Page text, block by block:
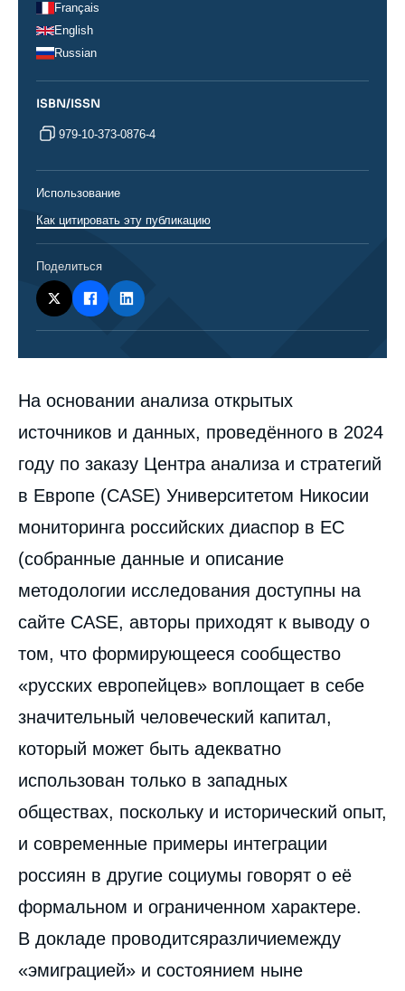
Corps
analyses
На основании анализа открытых
источников и данных, проведённого в 2024
году по заказу Центра анализа и стратегий
в Европе (CASE) Университетом Никосии
мониторинга российских диаспор в ЕС
(собранные данные и описание
методологии исследования доступны на
сайте CASE, авторы приходят к выводу о
том, что формирующееся сообщество
«русских европейцев» воплощает в себе
значительный человеческий капитал,
который может быть адекватно
использован только в западных
обществах, поскольку и исторический опыт,
и современные примеры интеграции
россиян в другие социумы говорят о её
формальном и ограниченном характере.
В докладе проводитсяразличиемежду
«эмиграцией» и состоянием ныне
Français
English
Russian
ISBN/ISSN
979-10-373-0876-4
Использование
Как цитировать эту публикацию
Поделиться